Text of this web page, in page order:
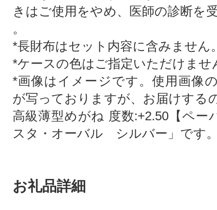
きはご使用をやめ、医師の診断を
。
*長財布はセット内容に含みません
*ケースの色はご指定いただけませ
*画像はイメージです。使用画像
が写っておりますが、お届けする
高級薄型めがね 度数:+2.50【ペー
スタ・オーバル シルバー」です
お礼品詳細